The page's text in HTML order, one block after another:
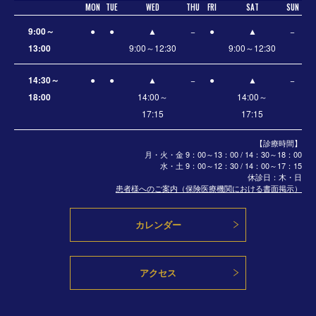
MON TUE WED THU FRI SAT SUN
【診療時間】
月・火・金 9：00～13：00 / 14：30～18：00
水・土 9：00～12：30 / 14：00～17：15
休診日：木・日
患者様へのご案内（保険医療機関における書面掲示）
9:00～
13:00
● ●
▲
9:00～12:30
− ●
▲
9:00～12:30
−
14:30～
18:00
● ●
▲
14:00～
17:15
− ●
▲
14:00～
17:15
−
カレンダー
アクセス